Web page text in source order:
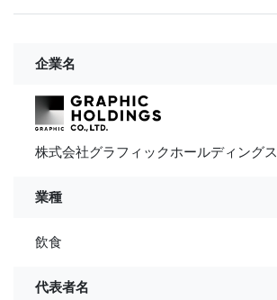
企業名
株式会社グラフィックホールディングス
業種
飲食
代表者名